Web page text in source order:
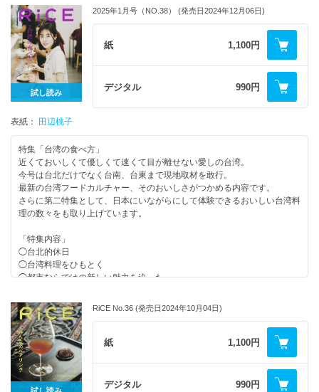
●スパイス生産地の現在は?｜樋口実沙
●モダンインディアン現地レポート：伝統と革新の最前線｜カレー哲学
●カシミール地方を訪ねる。｜在本彌生
●HOME MADE CHAI CLUB with 相川茉穂 & 吉池浩美（mimi lotus）
●[CIMI restorant]が提案する野菜の副菜 カレーライフをスペシャルにす
る名脇役
【連載】
・生江史伸「レストランの宇宙」
・加藤シゲアキ「サイドカー賛歌」
・渋谷直角 漫画「たこ RICE」
・平野紗季子「EDIBLE ACADEMY」
・岸田繁「その皿はハーモニー」
・門脇麦「麦と素材」
・水樹奈々「RiCE RADIO ~ほうたれ~」
・遠藤京子「電影食堂 ~映画の中の料理考~」
・田中開「焼酎ライナーノーツ」
・蜷川実花「FOODHOLIC」｜伊藤健太郎
・峯崎ノリテル×竹花いち子「cook me」
⚫︎京都クラシックス 地元の人々が通う特別な日常の味
グリルはせがわ、やっこ、祇園饅頭工場店、珈琲の店 雲仙
⚫︎開化堂･八木隆裕が通う京都のおいしい日常食。
ぎをん森幸、Sin -Dining&Bar-、近幸、ALLOUNENO
⚫︎若き料理人、京都で育つ。
中川寛大（cenci）、田中涼介（祇園さゝ木）、三浦真央子
⚫︎特別エッセイ「パン屋再襲撃!?」｜吉川潤（ex. LAND）
⚫︎京都の野菜と肉｜ikat
保莉］に訊く魚割烹の流儀〜
⚫︎ 液体文化がうまれる場所へ。
STYLE COFFEE、カクテルスタンド フレく
⚫︎月桂冠と京都
京極スタンド、おこぶ北淸
⚫︎京都でいきる。
韓千帆･平田基、辻󠄀和金網
⚫︎僕たちのリアル京都土産
夜明け前
ミルク工房 そら、raw、YOiNE、tensen、スナック小鈴
⚫︎アフリカンアーティストの輝ける才能が京都で紡いだ想像力のエンパワ
ーメント。
朝も夜も至福のはしご、真･京都の歩き方
⚫︎どう歩いても銭湯にぶつかる町、京都｜松倉早星（Nue inc）
⚫︎ KYOTO BOOK GUIDE
「京都らしさ」を更新するためのブックガイド｜三條陽平
（ORDINARY BOOKS）
【連載】
又吉直樹×秘蔵（押上）
井桁弘恵×中村屋（大井町）
若松徹幹×嚔（渋谷）
マックス・ハウゼガ×Home
●くどうれいん「焼酎と人生」
●焼酎とマジな恋をするための指南書
●焼酎の受容 いま・むかし・これから
●NEXT SHOCHU AWAMORI COLLECTION 2025
野村空人×山口歩夢×一場ちひろ×佐々木香織
●みんなで沼ろう☆蔵元推し活ガイド
南貴之（寄）→松露酒造、中村酒造場
もみ（かまびす）→柳田酒造、大山甚七商店 テチュー（嚔）→黒木本
店、渡邊酒造場
長愛莉（Kabi）→富田酒造場
布施知浩（ごち惣家）→天草酒造
●白石酒造に魅せられている人たち。
太田久人（ヴィナイオータ）/嶋田寛元（どちゃく）
●今日も明日も家族三代、ぶれない焼酎造り 寿福酒造場
●八丈島「東京島酒」紀行
●森山未來×小倉ヒラク
「KIRISHIMA No.8で乾杯！ 香り立つ焼酎カルチャーの未来に向けて」
●若潮酒造「GLOW」×FREEMAN SHOKUDO
●兵六 原点にして頂点、伝説の焼酎酒場へ。｜森一起
●岩金酒場 呑まずに死ねるか、下町ハイボール。｜森一起×齊藤輝彦
（アヒルストア）
●南九州、焼酎ディスティネーション
夜香木（熊本）/BAR AWATO（宮崎）/BAR S.A.O（鹿児島）
●奄美紀行―黒糖焼酎のルーツとカルチャーを探る旅｜田中開（OPEN
BOOK）
試し読み
2025年1月号（NO.38） (発売日2024年12月06日)
紙 1,100円
デジタル 990円
表紙： 田辺桃子
特集「台湾の食べ方」
近くておいしくて優しくて速くて目が離せない愛しの台湾。
今号は台北だけでなく台南、台東まで現地取材を敢行。
最新の台湾フードカルチャー、そのおいしさがつかめる内容です。
さらに第二特集として、日本にいながらにして体験できるおいしい台湾料
理の数々をも取り上げています。
「特集内容」
◯台北的休日
◯台湾料理をひもとく
◯都市ならではの新しい魅力を迫った。
◯台南を丸ごと。
◯台東・花蓮
◯水餃子を撞球場で。
◯TAIWAN HOTEL SELECTION
◯なぜ私たちは台湾に惹かれるのか？
◯食いしん坊の街、台湾が呼んでいる！
◯日本で見つけたおいしい台湾
RiCE No.36 (発売日2024年10月04日)
紙 1,100円
デジタル 990円